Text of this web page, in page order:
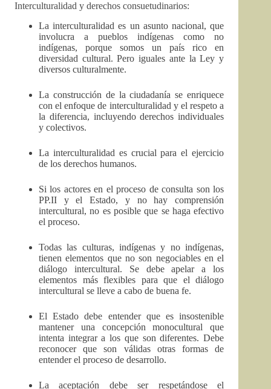
Interculturalidad y derechos consuetudinarios:
La interculturalidad es un asunto nacional, que
involucra a pueblos indígenas como no
indígenas, porque somos un país rico en
diversidad cultural. Pero iguales ante la Ley y
diversos culturalmente.
La construcción de la ciudadanía se enriquece
con el enfoque de interculturalidad y el respeto a
la diferencia, incluyendo derechos individuales
y colectivos.
La interculturalidad es crucial para el ejercicio
de los derechos humanos.
Si los actores en el proceso de consulta son los
PP.II y el Estado, y no hay comprensión
intercultural, no es posible que se haga efectivo
el proceso.
Todas las culturas, indígenas y no indígenas,
tienen elementos que no son negociables en el
diálogo intercultural. Se debe apelar a los
elementos más flexibles para que el diálogo
intercultural se lleve a cabo de buena fe.
El Estado debe entender que es insostenible
mantener una concepción monocultural que
intenta integrar a los que son diferentes. Debe
reconocer que son válidas otras formas de
entender el proceso de desarrollo.
La aceptación debe ser respetándose el